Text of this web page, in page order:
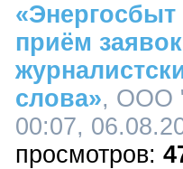
приём
слова», ООО
00:07,